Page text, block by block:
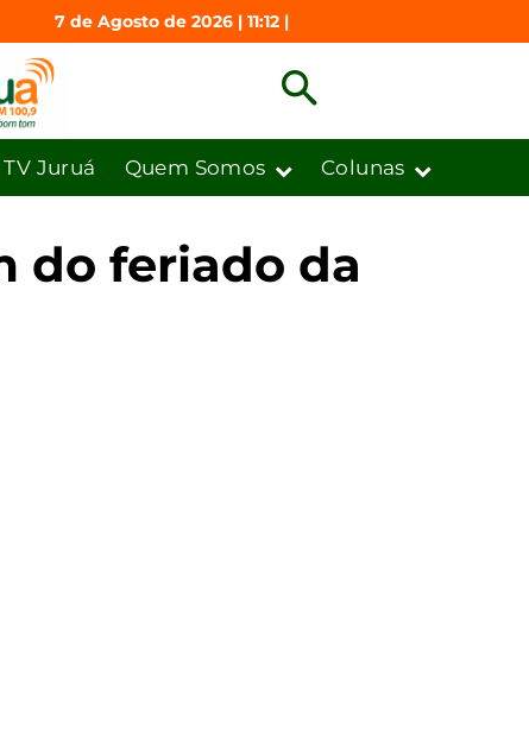
7 de Agosto de 2026 | 11:12 |
TV Juruá Quem Somos Colunas
do feriado da